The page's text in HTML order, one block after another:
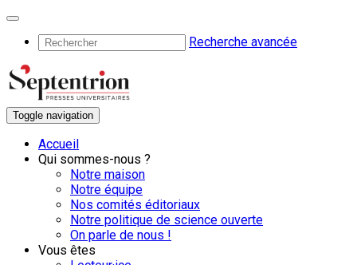
Recherche avancée
Toggle navigation
Accueil
Qui sommes-nous ?
Notre maison
Notre équipe
Nos comités éditoriaux
Notre politique de science ouverte
On parle de nous !
Vous êtes